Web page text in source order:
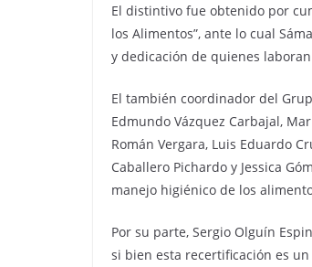
El distintivo fue obtenido por
los Alimentos”, ante lo cual
y dedicación de quienes
El también coordinador del
Edmundo Vázquez Carbajal,
Román Vergara, Luis Eduardo
Caballero Pichardo y Jessica
manejo higiénico de los
Por su parte, Sergio Olguín
si bien esta recertificación es